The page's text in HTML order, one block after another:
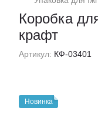
Коробка
крафт
Артикул: КФ-03401
Новинка